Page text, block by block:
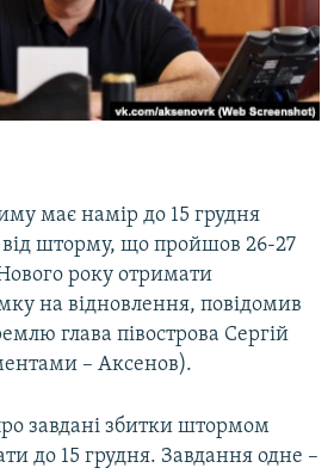
КРИМУ
має намір до 15 грудня
від шторму, що пройшов 26-27
року отримати
на відновлення, повідомив
глава півострова Сергій
– Аксенов).
завдані збитки штормом
до 15 грудня. Завдання одне –